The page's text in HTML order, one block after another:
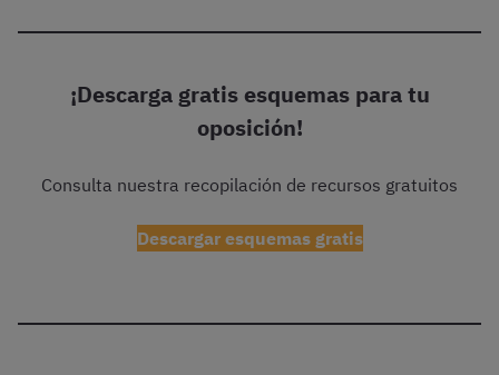
¡Descarga gratis esquemas para tu
oposición!
Consulta nuestra recopilación de recursos gratuitos
Descargar esquemas gratis